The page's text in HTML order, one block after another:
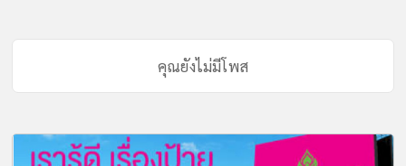
คุณยังไม่มีโพส